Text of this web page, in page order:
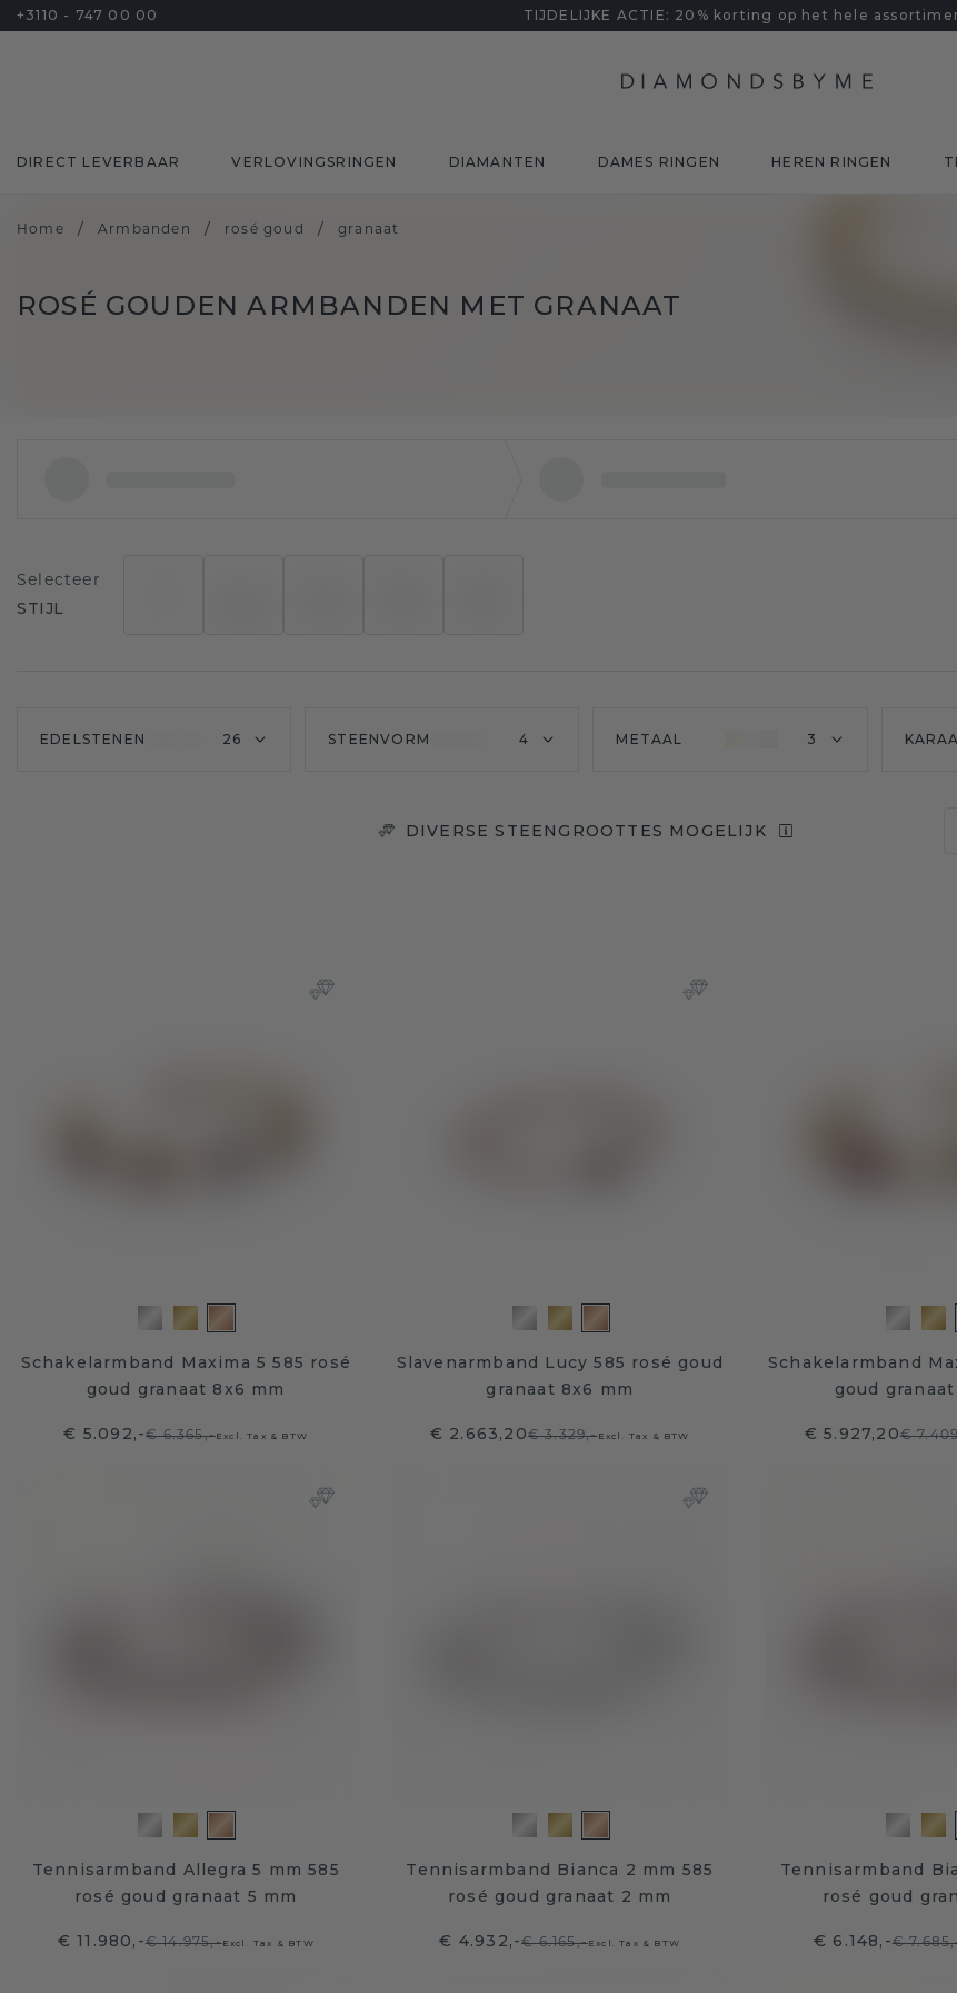
+3110 - 747 00 00 TIJDELIJKE ACTIE: 20% korting op het hele
DIRECT LEVERBAAR VERLOVINGSRINGEN DIAMANTEN DAMES RINGEN HEREN RINGEN
Home / Armbanden / rosé goud / granaat
ROSÉ GOUDEN ARMBANDEN MET GRANAAT
Selecteer
STIJL
EDELSTENEN 26 STEENVORM 4 METAAL 3
DIVERSE STEENGROOTTES MOGELIJK
Schakelarmband Maxima 5 585 rosé
goud granaat 8x6 mm
€ 5.092,-€ 6.365,-Excl. Tax & BTW
Slavenarmband Lucy 585 rosé goud
granaat 8x6 mm
€ 2.663,20€ 3.329,-Excl. Tax & BTW
Schakelarmband
goud
€ 5.927,20€
Tennisarmband Allegra 5 mm 585
rosé goud granaat 5 mm
€ 11.980,-€ 14.975,-Excl. Tax & BTW
Tennisarmband Bianca 2 mm 585
rosé goud granaat 2 mm
€ 4.932,-€ 6.165,-Excl. Tax & BTW
Tennisarmband
rosé goud
€ 6.148,-€